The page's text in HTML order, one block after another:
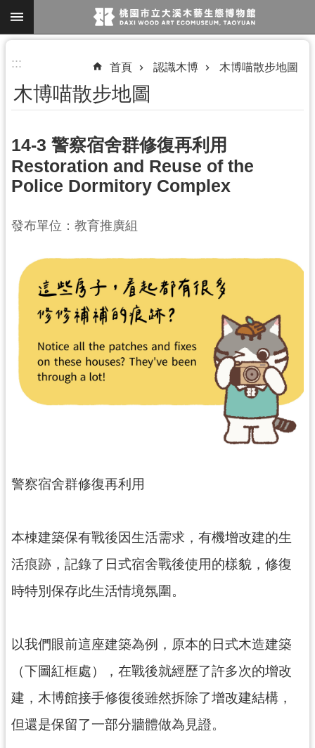
跳到主要內容區塊
搜
尋
參
資
訊
覽
民
服
務
活
學
習
源
認
識
木
訊
息
公
告
志
工
::: 首頁 認識木博 木博喵散步地圖
木博喵散步地圖
14-3 警察宿舍群修復再利用
Restoration and Reuse of the
Police Dormitory Complex
發布單位：教育推廣組
警察宿舍群修復再利用
本棟建築保有戰後因生活需求，有機增改建的生
活痕跡，記錄了日式宿舍戰後使用的樣貌，修復
時特別保存此生活情境氛圍。
以我們眼前這座建築為例，原本的日式木造建築
（下圖紅框處），在戰後就經歷了許多次的增改
建，木博館接手修復後雖然拆除了增改建結構，
但還是保留了一部分牆體做為見證。